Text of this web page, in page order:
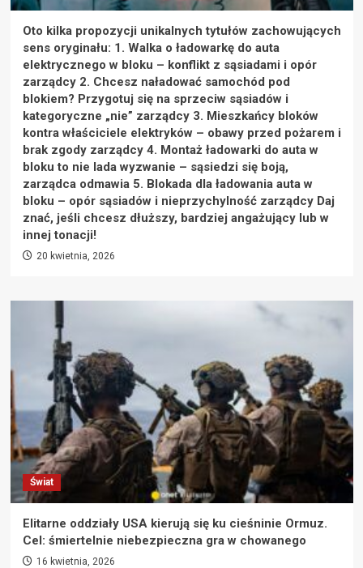
Oto kilka propozycji unikalnych tytułów zachowujących
sens oryginału: 1. Walka o ładowarkę do auta
elektrycznego w bloku – konflikt z sąsiadami i opór
zarządcy 2. Chcesz naładować samochód pod
blokiem? Przygotuj się na sprzeciw sąsiadów i
kategoryczne „nie” zarządcy 3. Mieszkańcy bloków
kontra właściciele elektryków – obawy przed pożarem i
brak zgody zarządcy 4. Montaż ładowarki do auta w
bloku to nie lada wyzwanie – sąsiedzi się boją,
zarządca odmawia 5. Blokada dla ładowania auta w
bloku – opór sąsiadów i nieprzychylność zarządcy Daj
znać, jeśli chcesz dłuższy, bardziej angażujący lub w
innej tonacji!
20 kwietnia, 2026
Świat
Elitarne oddziały USA kierują się ku cieśninie Ormuz.
Cel: śmiertelnie niebezpieczna gra w chowanego
16 kwietnia, 2026